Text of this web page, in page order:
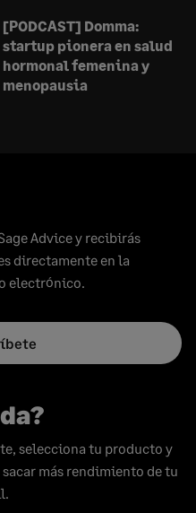
[PODCAST] Domma:
startup pionera en salud
hormonal femenina y
menopausia
Advice y recibirás
directamente en la
electrónico.
selecciona tu producto y
más rendimiento de tu